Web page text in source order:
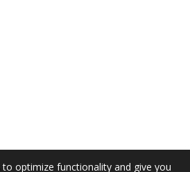
optimize functionality and give you